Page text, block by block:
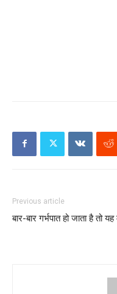
Previous article
बार-बार गर्भपात हो जाता है तो